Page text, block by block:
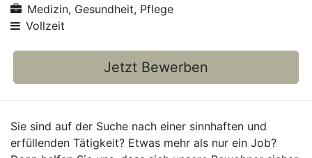
Medizin, Gesundheit, Pflege
Vollzeit
Jetzt Bewerben
Sie sind auf der Suche nach einer sinnhaften und
erfüllenden Tätigkeit? Etwas mehr als nur ein Job?